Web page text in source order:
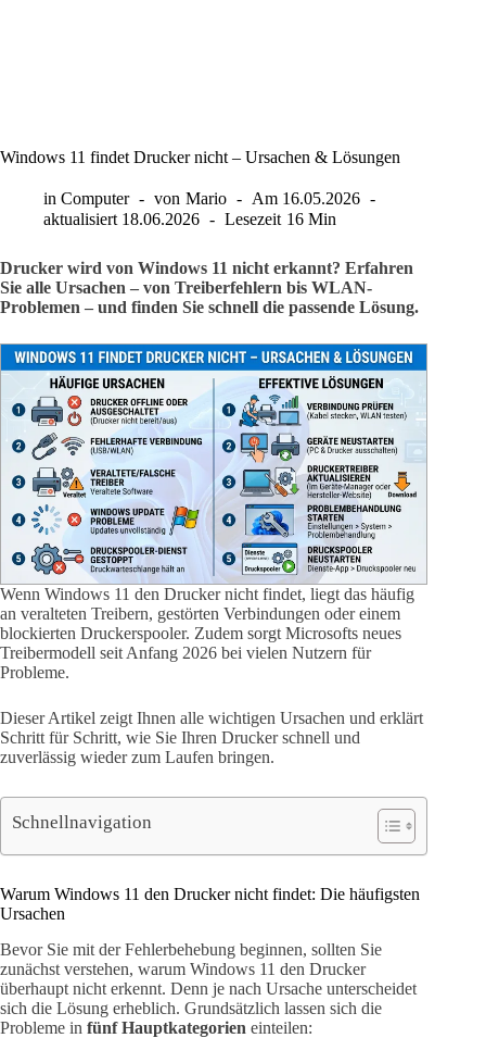
Windows 11 findet Drucker nicht – Ursachen & Lösungen
in Computer von Mario Am 16.05.2026
aktualisiert 18.06.2026 Lesezeit 16 Min
Drucker wird von Windows 11 nicht erkannt? Erfahren
Sie alle Ursachen – von Treiberfehlern bis WLAN-
Problemen – und finden Sie schnell die passende Lösung.
Wenn Windows 11 den Drucker nicht findet, liegt das häufig
an veralteten Treibern, gestörten Verbindungen oder einem
blockierten Druckerspooler. Zudem sorgt Microsofts neues
Treibermodell seit Anfang 2026 bei vielen Nutzern für
Probleme.
Dieser Artikel zeigt Ihnen alle wichtigen Ursachen und erklärt
Schritt für Schritt, wie Sie Ihren Drucker schnell und
zuverlässig wieder zum Laufen bringen.
Schnellnavigation
Warum Windows 11 den Drucker nicht findet: Die häufigsten
Ursachen
Bevor Sie mit der Fehlerbehebung beginnen, sollten Sie
zunächst verstehen, warum Windows 11 den Drucker
überhaupt nicht erkennt. Denn je nach Ursache unterscheidet
sich die Lösung erheblich. Grundsätzlich lassen sich die
Probleme in fünf Hauptkategorien einteilen: